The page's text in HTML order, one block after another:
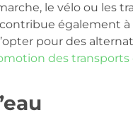
le vélo ou les
également à
pour des
des transports